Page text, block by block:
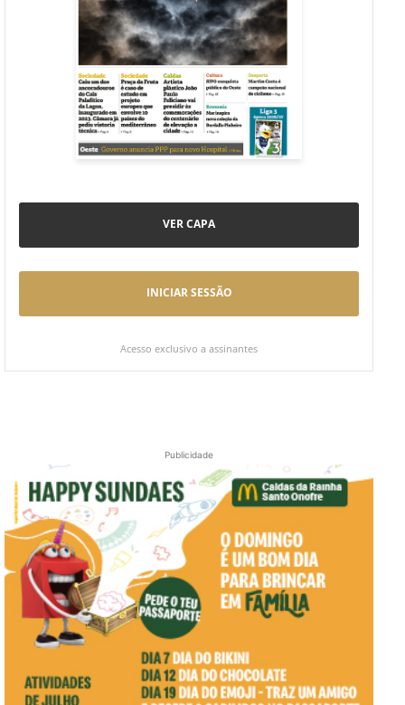
VER CAPA
INICIAR SESSÃO
Acesso exclusivo a assinantes
Publicidade